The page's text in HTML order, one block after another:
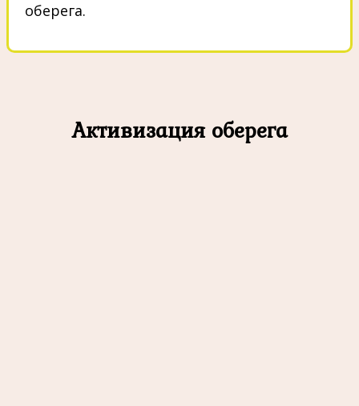
оберега.
Активизация оберега